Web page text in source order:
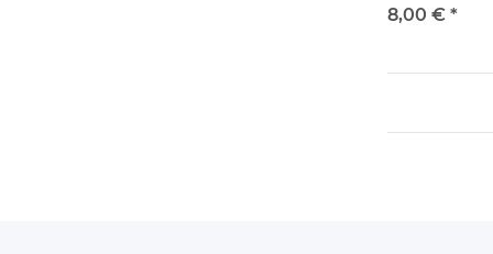
IP66 6
8,00 € *